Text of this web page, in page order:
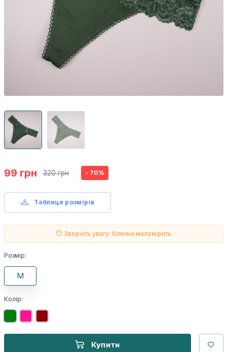
99 грн 320 грн - 70%
Таблиця розмірів
Зверніть увагу: білизна маломірить
Розмір:
M
Колір:
Купити